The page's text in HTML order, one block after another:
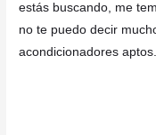
estás buscando, me
no te puedo decir
acondicionadores aptos.